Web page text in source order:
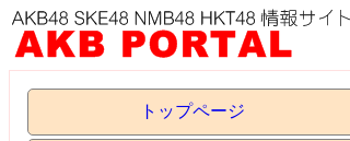
トップページ